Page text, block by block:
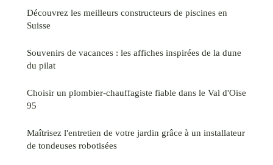
Découvrez les meilleurs constructeurs de piscines en
Suisse
Souvenirs de vacances : les affiches inspirées de la dune
du pilat
Choisir un plombier-chauffagiste fiable dans le Val d'Oise
95
Maîtrisez l'entretien de votre jardin grâce à un installateur
de tondeuses robotisées